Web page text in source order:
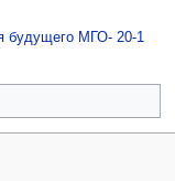
будущего МГО- 20-1